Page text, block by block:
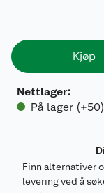
Kjøp
Nettlager:
På lager (+50)
Finn alternativer
levering ved å